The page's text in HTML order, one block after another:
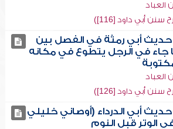
أبي داود [116])
أبي رمثة في الفصل بين
جاء في الرجل يتطوع في مكانه
أبي داود [126])
أبي الدرداء (أوصاني خليلي
الوتر قبل النوم